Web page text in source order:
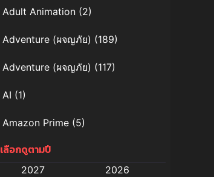
Adult Animation (2)
Adventure (ผจญภัย) (189)
Adventure (ผจญภัย) (117)
AI (1)
Amazon Prime (5)
Anal (ประตูหลัง)
เลือกดูตามปี
2027
2026